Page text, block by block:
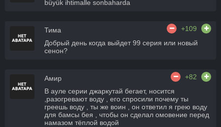
büyük ihtimalle sonbaharda
Тима
+109
Добрый день когда выйдет 99 серия или новый
сенон?
Амир
+82
В ауле серии джаркутай бегает, носится
,разогревают воду , его спросили почему ты
греешь воду , ты же воин , он ответил я грею воду
для бамсы бея , чтобы он сделал омовение перед
намазом тёплой водой